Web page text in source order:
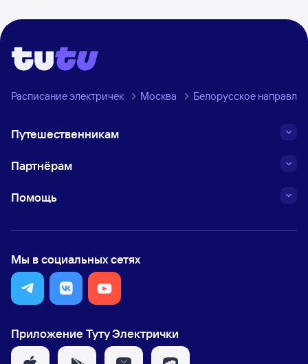
Расписание электричек Москва Белорусское
Путешественникам
Партнёрам
Помощь
Мы в социальных сетях
Приложение Туту Электрички